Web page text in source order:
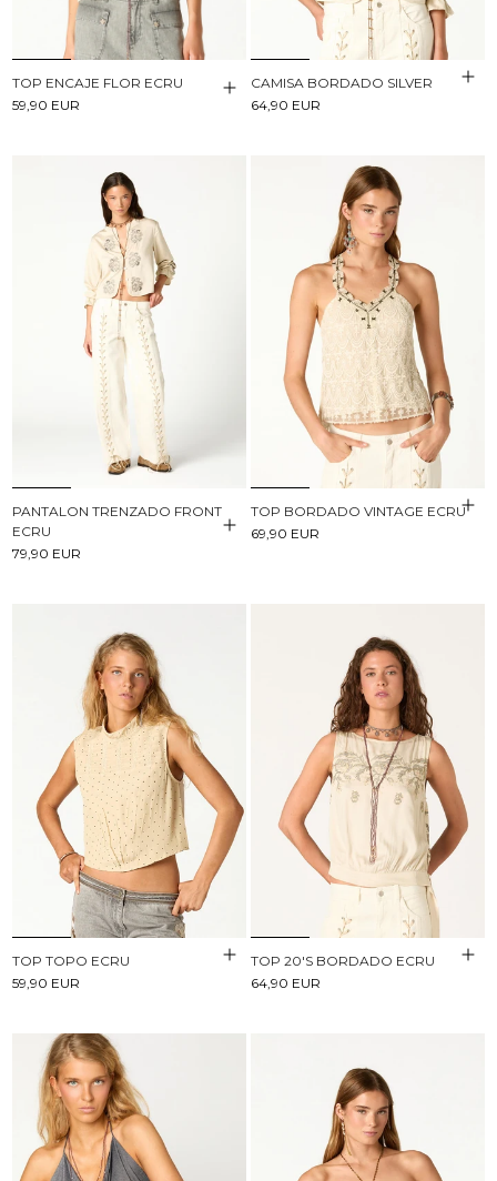
TOP ENCAJE FLOR ECRU
59,90 EUR
CAMISA BORDADO SILVER
64,90 EUR
PANTALON TRENZADO FRONT
ECRU
79,90 EUR
TOP BORDADO VINTAGE ECRU
69,90 EUR
TOP TOPO ECRU
59,90 EUR
TOP 20'S BORDADO ECRU
64,90 EUR